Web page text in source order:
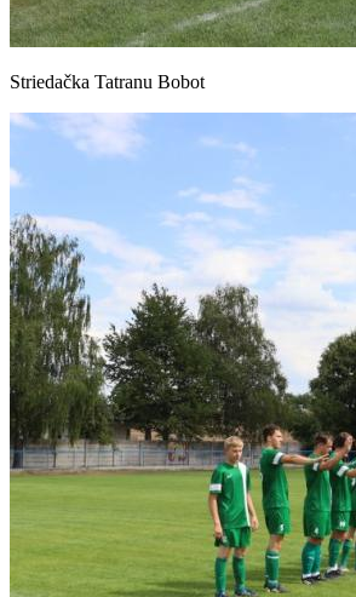
Striedačka Tatranu Bobot